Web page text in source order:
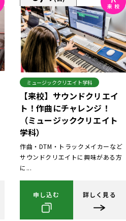
ミュージッククリエイト学科
【来校】サウンドクリエイ
ト！作曲にチャレンジ！
（ミュージッククリエイト
学科）
作曲・DTM・トラックメイカーなど
サウンドクリエイトに興味がある方
に...
申し込む 詳しく見る